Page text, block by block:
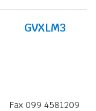
GVXLM3
Fax 099 4581209